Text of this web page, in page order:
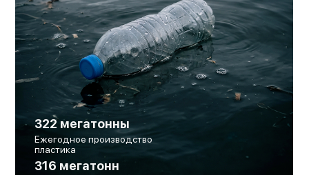
322 мегатонны
316 мегатонн
Ежегодное производство
пластика